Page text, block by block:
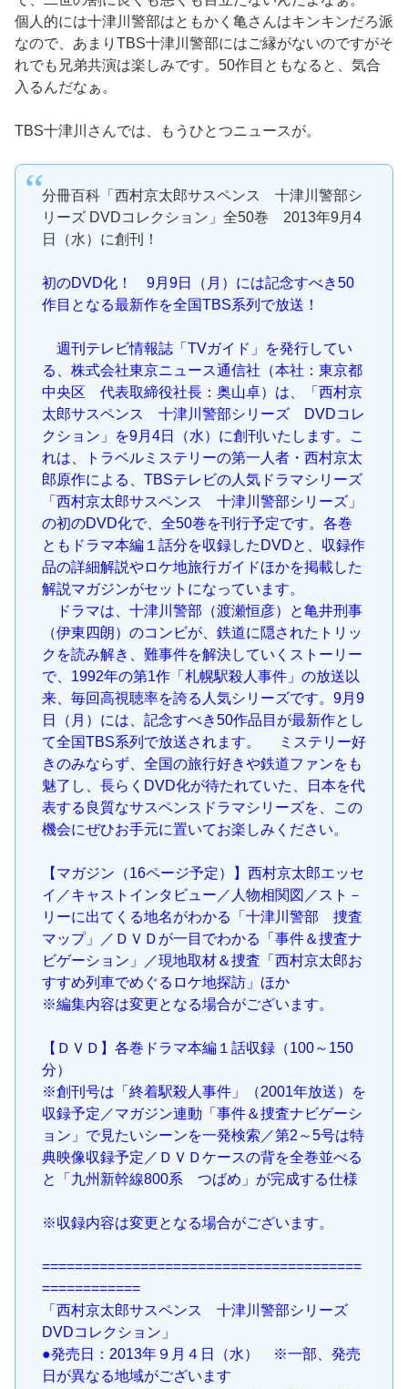
個人的には十津川警部はともかく亀さんはキンキンだろ派
なので、あまりTBS十津川警部にはご縁がないのですがそ
れでも兄弟共演は楽しみです。50作目ともなると、気合
入るんだなぁ。
TBS十津川さんでは、もうひとつニュースが。
分冊百科「西村京太郎サスペンス 十津川警部シ
リーズ DVDコレクション」全50巻 2013年9月4
日（水）に創刊！
初のDVD化！ 9月9日（月）には記念すべき50
作目となる最新作を全国TBS系列で放送！
週刊テレビ情報誌「TVガイド」を発行してい
る、株式会社東京ニュース通信社（本社：東京都
中央区 代表取締役社長：奥山卓）は、「西村京
太郎サスペンス 十津川警部シリーズ DVDコレ
クション」を9月4日（水）に創刊いたします。こ
れは、トラベルミステリーの第一人者・西村京太
郎原作による、TBSテレビの人気ドラマシリーズ
「西村京太郎サスペンス 十津川警部シリーズ」
の初のDVD化で、全50巻を刊行予定です。各巻
ともドラマ本編１話分を収録したDVDと、収録作
品の詳細解説やロケ地旅行ガイドほかを掲載した
解説マガジンがセットになっています。
ドラマは、十津川警部（渡瀬恒彦）と亀井刑事
（伊東四朗）のコンビが、鉄道に隠されたトリッ
クを読み解き、難事件を解決していくストーリー
で、1992年の第1作「札幌駅殺人事件」の放送以
来、毎回高視聴率を誇る人気シリーズです。9月9
日（月）には、記念すべき50作品目が最新作とし
て全国TBS系列で放送されます。 ミステリー好
きのみならず、全国の旅行好きや鉄道ファンをも
魅了し、長らくDVD化が待たれていた、日本を代
表する良質なサスペンスドラマシリーズを、この
機会にぜひお手元に置いてお楽しみください。
【マガジン（16ページ予定）】西村京太郎エッセ
イ／キャストインタビュー／人物相関図／スト－
リーに出てくる地名がわかる「十津川警部 捜査
マップ」／ＤＶＤが一目でわかる「事件＆捜査ナ
ビゲーション」／現地取材＆捜査「西村京太郎お
すすめ列車でめぐるロケ地探訪」ほか
※編集内容は変更となる場合がございます。
【ＤＶＤ】各巻ドラマ本編１話収録（100～150
分）
※創刊号は「終着駅殺人事件」（2001年放送）を
収録予定／マガジン連動「事件＆捜査ナビゲーシ
ョン」で見たいシーンを一発検索／第2～5号は特
典映像収録予定／ＤＶＤケースの背を全巻並べる
と「九州新幹線800系 つばめ」が完成する仕様
※収録内容は変更となる場合がございます。
=======================================
============
「西村京太郎サスペンス 十津川警部シリーズ
DVDコレクション」
●発売日：2013年９月４日（水） ※一部、発売
日が異なる地域がございます